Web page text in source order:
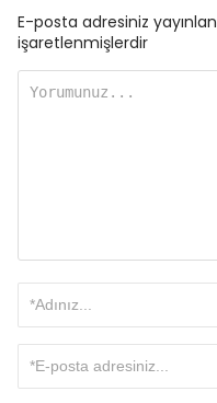
E-posta adresiniz
işaretlenmişlerdir